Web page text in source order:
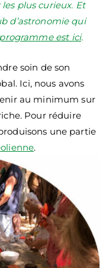
plus curieux. Et
d’astronomie qui
est ici.
soin de son
Ici, nous avons
au minimum sur
Pour réduire
une partie
.